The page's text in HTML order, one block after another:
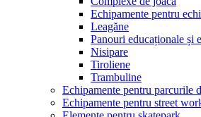
Echipamente pentru
Leagăne
Panouri educaționale și
Nisipare
Tiroliene
Trambuline
Echipamente pentru parcurile
Echipamente pentru street